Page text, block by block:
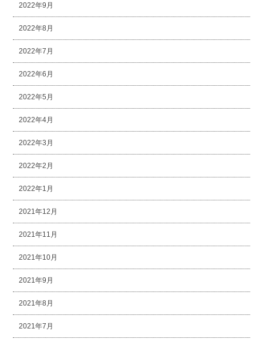
2022年9月
2022年8月
2022年7月
2022年6月
2022年5月
2022年4月
2022年3月
2022年2月
2022年1月
2021年12月
2021年11月
2021年10月
2021年9月
2021年8月
2021年7月